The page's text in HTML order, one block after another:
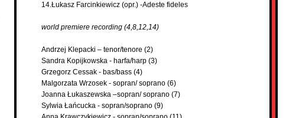
14.Łukasz Farcinkiewicz (opr.) -Adeste fideles
world premiere recording (4,8,12,14)
Andrzej Klepacki – tenor/tenore (2)
Sandra Kopijkowska - harfa/harp (3)
Grzegorz Cessak - bas/bass (4)
Malgorzata Wrzosek - sopran/ soprano (6)
Joanna Łukaszewska –sopran/ soprano (7)
Sylwia Łańcucka - sopran/soprano (9)